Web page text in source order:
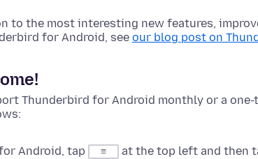
to the most interesting new features,
for Android, see our blog post on
Thunderbird for Android monthly or a
Android, tap ≡ at the top left and then